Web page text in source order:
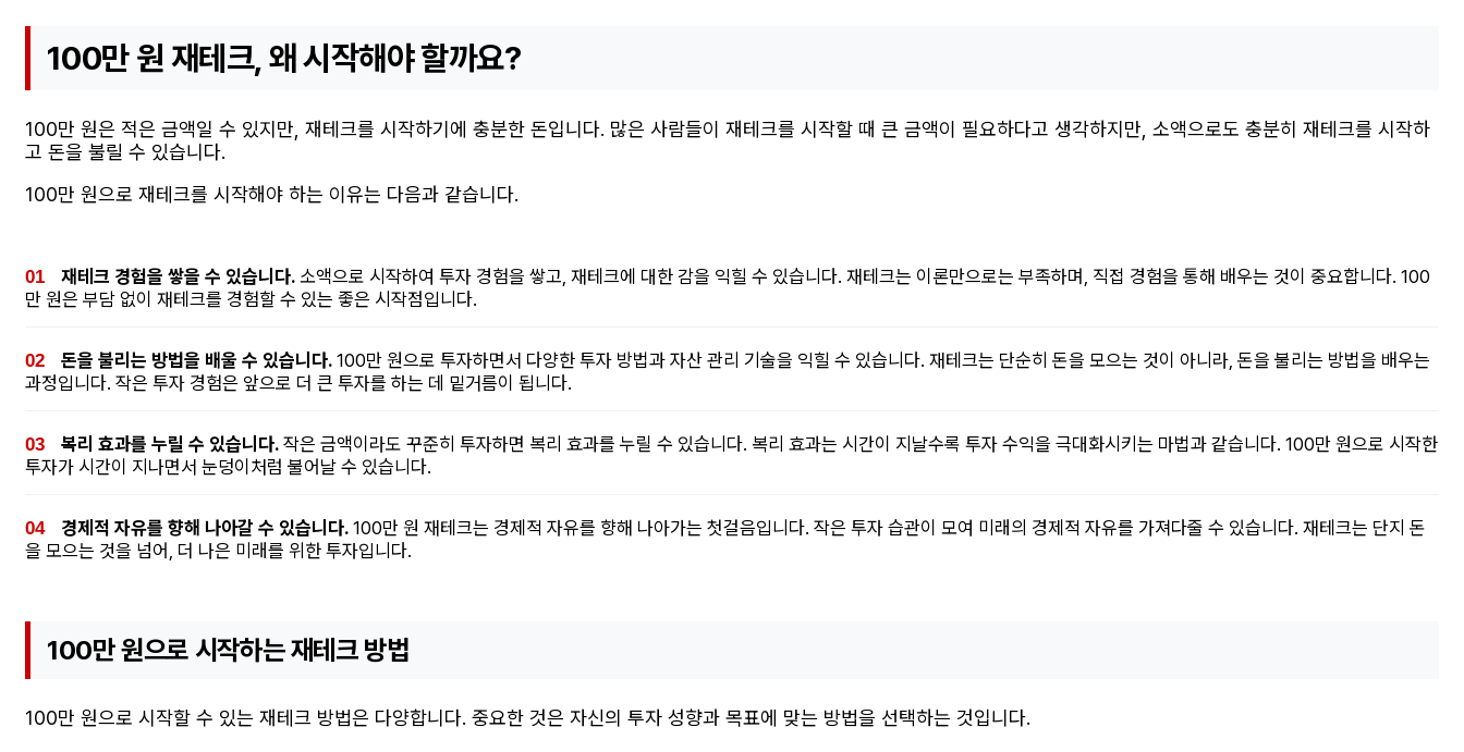
100만 원 재테크, 왜 시작해야 할까요?
100만 원은 적은 금액일 수 있지만, 재테크를 시작하기에 충분한 돈입니다. 많은 사람들이 재테크를 시작할 때 큰 금액이 필요하다고 생각하지만, 소액으로도 충분히 재테크를 시작하
고 돈을 불릴 수 있습니다.
100만 원으로 재테크를 시작해야 하는 이유는 다음과 같습니다.
재테크 경험을 쌓을 수 있습니다. 소액으로 시작하여 투자 경험을 쌓고, 재테크에 대한 감을 익힐 수 있습니다. 재테크는 이론만으로는 부족하며, 직접 경험을 통해 배우는 것이 중요합니다. 100
만 원은 부담 없이 재테크를 경험할 수 있는 좋은 시작점입니다.
돈을 불리는 방법을 배울 수 있습니다. 100만 원으로 투자하면서 다양한 투자 방법과 자산 관리 기술을 익힐 수 있습니다. 재테크는 단순히 돈을 모으는 것이 아니라, 돈을 불리는 방법을 배우는
과정입니다. 작은 투자 경험은 앞으로 더 큰 투자를 하는 데 밑거름이 됩니다.
복리 효과를 누릴 수 있습니다. 작은 금액이라도 꾸준히 투자하면 복리 효과를 누릴 수 있습니다. 복리 효과는 시간이 지날수록 투자 수익을 극대화시키는 마법과 같습니다. 100만 원으로 시작한
투자가 시간이 지나면서 눈덩이처럼 불어날 수 있습니다.
경제적 자유를 향해 나아갈 수 있습니다. 100만 원 재테크는 경제적 자유를 향해 나아가는 첫걸음입니다. 작은 투자 습관이 모여 미래의 경제적 자유를 가져다줄 수 있습니다. 재테크는 단지 돈
을 모으는 것을 넘어, 더 나은 미래를 위한 투자입니다.
100만 원으로 시작하는 재테크 방법
100만 원으로 시작할 수 있는 재테크 방법은 다양합니다. 중요한 것은 자신의 투자 성향과 목표에 맞는 방법을 선택하는 것입니다.